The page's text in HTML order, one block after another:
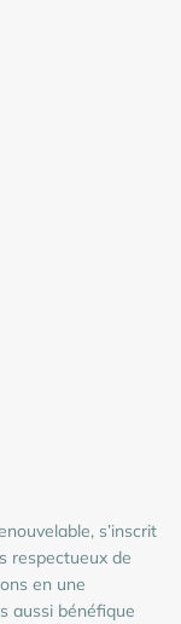
s’inscrit
respectueux de
en une
aussi bénéfique